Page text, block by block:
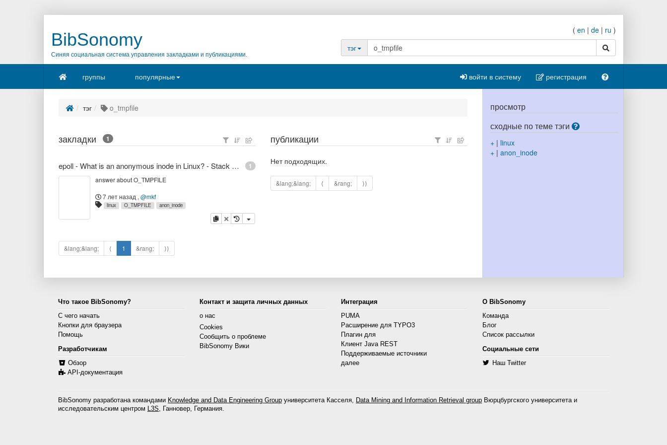
BibSonomy
Синяя социальная система управления закладками и публикациями.
( en | de | ru )
тэг
поиск
группы популярные войти в систему регистрация
тэг o_tmpfile
закладки 1
1
epoll - What is an anonymous inode in Linux? - Stack Overflow
answer about O_TMPFILE
7 лет назад , @mkf
linux O_TMPFILE anon_inode
копировать
удалить
&lang;&lang; ⟨ 1 &rang; ⟩⟩
публикации
Нет подходящих.
&lang;&lang; ⟨ &rang; ⟩⟩
просмотр
сходные по теме тэги
+| linux
+| anon_inode
Что такое BibSonomy?
С чего начать
Кнопки для браузера
Помощь
Разработчикам
Обзор
API-документация
Контакт и защита личных данных
о нас
Cookies
Сообщить о проблеме
BibSonomy Вики
Интеграция
PUMA
Расширение для TYPO3
Плагин для
Клиент Java REST
Поддерживаемые источники
далее
О BibSonomy
Команда
Блог
Список рассылки
Социальные сети
Наш Twitter
BibSonomy разработана командами Knowledge and Data Engineering Group университета Касселя, Data Mining and Information Retrieval group Вюрцбургского университета и
исследовательским центром L3S, Ганновер, Германия.